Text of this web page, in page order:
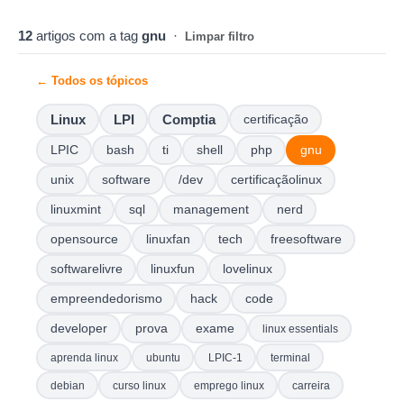
12 artigos com a tag gnu · Limpar filtro
← Todos os tópicos
Linux LPI Comptia certificação
LPIC bash ti shell php gnu
unix software /dev certificaçãolinux
linuxmint sql management nerd
opensource linuxfan tech freesoftware
softwarelivre linuxfun lovelinux
empreendedorismo hack code
developer prova exame linux essentials
aprenda linux ubuntu LPIC-1 terminal
debian curso linux emprego linux carreira